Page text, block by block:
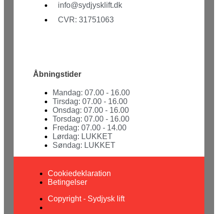
info@sydjysklift.dk
CVR: 31751063
Åbningstider
Mandag: 07.00 - 16.00
Tirsdag: 07.00 - 16.00
Onsdag: 07.00 - 16.00
Torsdag: 07.00 - 16.00
Fredag: 07.00 - 14.00
Lørdag: LUKKET
Søndag: LUKKET
Cookiedeklaration
Betingelser
Copyright - Sydjysk lift